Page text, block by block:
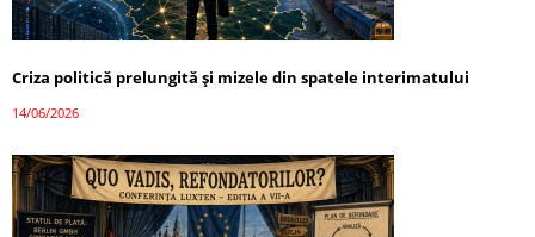
Criza politică prelungită și mizele din spatele interimatului
14/06/2026